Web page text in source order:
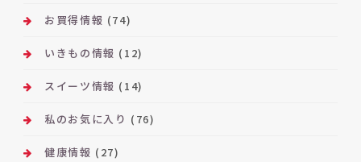
お買得情報 (74)
いきもの情報 (12)
スイーツ情報 (14)
私のお気に入り (76)
健康情報 (27)